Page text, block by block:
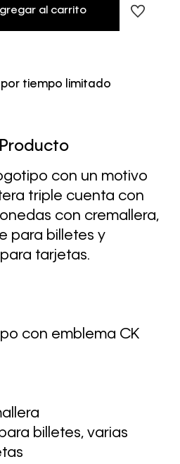
al carrito
por tiempo limitado
con un motivo
triple cuenta con
con cremallera,
para billetes y
tarjetas.
con emblema CK
billetes, varias